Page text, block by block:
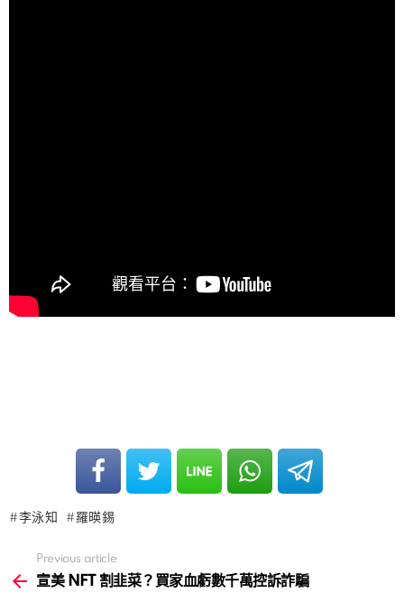
李泳知 羅暎錫
more
Previous article
宣美 NFT 割韭菜？買家血虧數千萬控訴詐騙